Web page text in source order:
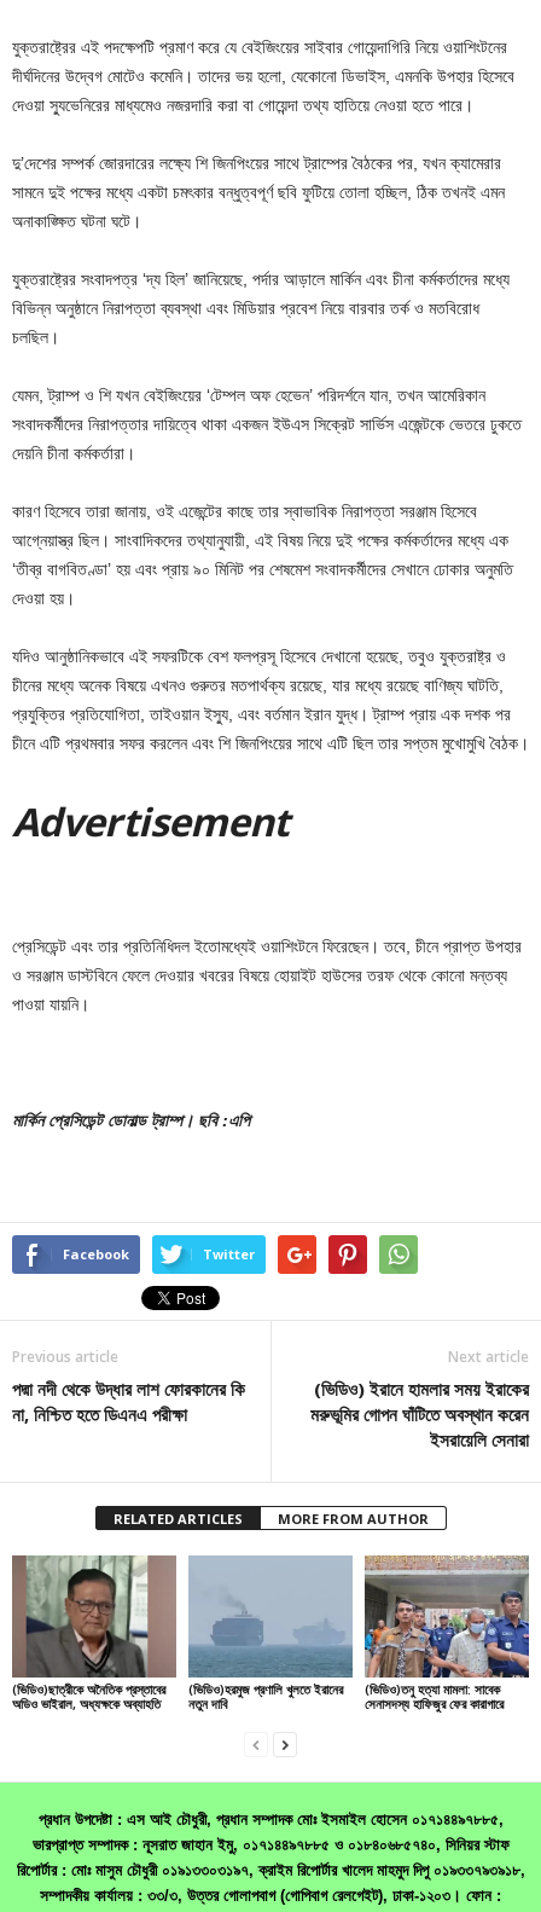
যুক্তরাষ্ট্রের এই পদক্ষেপটি প্রমাণ করে যে বেইজিংয়ের সাইবার গোয়েন্দাগিরি নিয়ে ওয়াশিংটনের
দীর্ঘদিনের উদ্বেগ মোটেও কমেনি। তাদের ভয় হলো, যেকোনো ডিভাইস, এমনকি উপহার হিসেবে
দেওয়া স্যুভেনিরের মাধ্যমেও নজরদারি করা বা গোয়েন্দা তথ্য হাতিয়ে নেওয়া হতে পারে।
দু’দেশের সম্পর্ক জোরদারের লক্ষ্যে শি জিনপিংয়ের সাথে ট্রাম্পের বৈঠকের পর, যখন ক্যামেরার
সামনে দুই পক্ষের মধ্যে একটা চমৎকার বন্ধুত্বপূর্ণ ছবি ফুটিয়ে তোলা হচ্ছিল, ঠিক তখনই এমন
অনাকাঙ্ক্ষিত ঘটনা ঘটে।
যুক্তরাষ্ট্রের সংবাদপত্র ‘দ্য হিল’ জানিয়েছে, পর্দার আড়ালে মার্কিন এবং চীনা কর্মকর্তাদের মধ্যে
বিভিন্ন অনুষ্ঠানে নিরাপত্তা ব্যবস্থা এবং মিডিয়ার প্রবেশ নিয়ে বারবার তর্ক ও মতবিরোধ
চলছিল।
যেমন, ট্রাম্প ও শি যখন বেইজিংয়ের ‘টেম্পল অফ হেভেন’ পরিদর্শনে যান, তখন আমেরিকান
সংবাদকর্মীদের নিরাপত্তার দায়িত্বে থাকা একজন ইউএস সিক্রেট সার্ভিস এজেন্টকে ভেতরে ঢুকতে
দেয়নি চীনা কর্মকর্তারা।
কারণ হিসেবে তারা জানায়, ওই এজেন্টের কাছে তার স্বাভাবিক নিরাপত্তা সরঞ্জাম হিসেবে
আগ্নেয়াস্ত্র ছিল। সাংবাদিকদের তথ্যানুযায়ী, এই বিষয় নিয়ে দুই পক্ষের কর্মকর্তাদের মধ্যে এক
‘তীব্র বাগবিতণ্ডা’ হয় এবং প্রায় ৯০ মিনিট পর শেষমেশ সংবাদকর্মীদের সেখানে ঢোকার অনুমতি
দেওয়া হয়।
যদিও আনুষ্ঠানিকভাবে এই সফরটিকে বেশ ফলপ্রসূ হিসেবে দেখানো হয়েছে, তবুও যুক্তরাষ্ট্র ও
চীনের মধ্যে অনেক বিষয়ে এখনও গুরুতর মতপার্থক্য রয়েছে, যার মধ্যে রয়েছে বাণিজ্য ঘাটতি,
প্রযুক্তির প্রতিযোগিতা, তাইওয়ান ইস্যু, এবং বর্তমান ইরান যুদ্ধ। ট্রাম্প প্রায় এক দশক পর
চীনে এটি প্রথমবার সফর করলেন এবং শি জিনপিংয়ের সাথে এটি ছিল তার সপ্তম মুখোমুখি বৈঠক।
Advertisement
প্রেসিডেন্ট এবং তার প্রতিনিধিদল ইতোমধ্যেই ওয়াশিংটনে ফিরেছেন। তবে, চীনে প্রাপ্ত উপহার
ও সরঞ্জাম ডাস্টবিনে ফেলে দেওয়ার খবরের বিষয়ে হোয়াইট হাউসের তরফ থেকে কোনো মন্তব্য
পাওয়া যায়নি।
মার্কিন প্রেসিডেন্ট ডোনাল্ড ট্রাম্প। ছবি :এপি
Facebook Twitter
Previous article
পদ্মা নদী থেকে উদ্ধার লাশ ফোরকানের কি
না, নিশ্চিত হতে ডিএনএ পরীক্ষা
Next article
(ভিডিও) ইরানে হামলার সময় ইরাকের
মরুভূমির গোপন ঘাঁটিতে অবস্থান করেন
ইসরায়েলি সেনারা
RELATED ARTICLES MORE FROM AUTHOR
(ভিডিও)ছাত্রীকে অনৈতিক প্রস্তাবের
অডিও ভাইরাল, অধ্যক্ষকে অব্যাহতি
(ভিডিও)হরমুজ প্রণালি খুলতে ইরানের
নতুন দাবি
(ভিডিও)তনু হত্যা মামলা: সাবেক
সেনাসদস্য হাফিজুর ফের কারাগারে
প্রধান উপদেষ্টা : এস আই চৌধুরী, প্রধান সম্পাদক মোঃ ইসমাইল হোসেন ০১৭১৪৪৯৭৮৮৫,
ভারপ্রাপ্ত সম্পাদক : নূসরাত জাহান ইমু, ০১৭১৪৪৯৭৮৮৫ ও ০১৮৪০৬৮৫৭৪০, সিনিয়র স্টাফ
রিপোর্টার : মোঃ মাসুম চৌধুরী ০১৯১৩৩০৩১৯৭, ক্রাইম রিপোর্টার খালেদ মাহমুদ দিপু ০১৯৩৩৭৯৩৯১৮,
সম্পাদকীয় কার্যালয় : ৩৩/৩, উত্তর গোলাপবাগ (গোপিবাগ রেলগেইট), ঢাকা-১২০৩। ফোন :